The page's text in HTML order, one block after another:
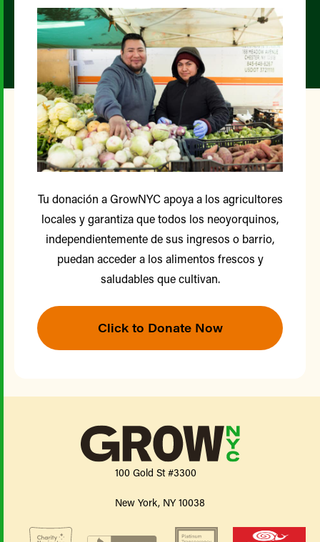
Tu donación a GrowNYC apoya a los agricultores
locales y garantiza que todos los neoyorquinos,
independientemente de sus ingresos o barrio,
puedan acceder a los alimentos frescos y
saludables que cultivan.
Click to Donate Now
100 Gold St #3300
New York, NY 10038